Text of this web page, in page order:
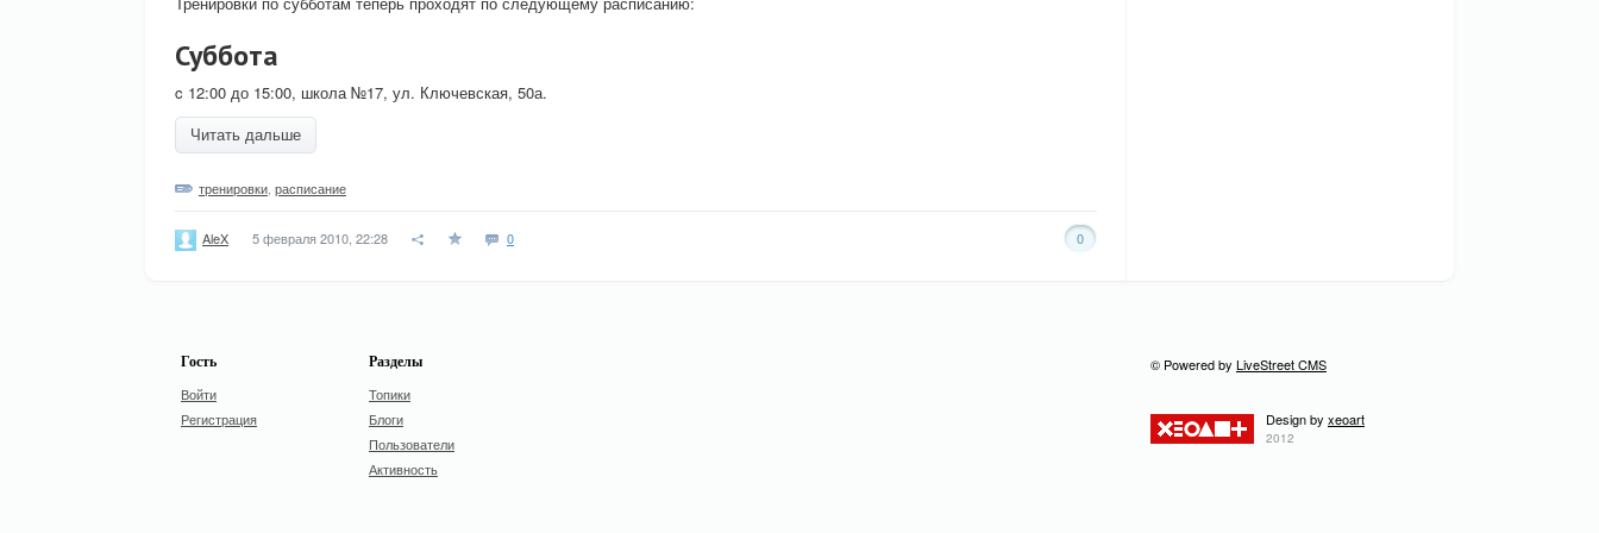
Суббота
c 12:00 до 15:00, школа №17, ул. Ключевская, 50а.
Читать дальше
тренировки расписание
0
AleX 5 февраля 2010, 22:28 0
Гость
Войти
Регистрация
Разделы
Топики
Блоги
Пользователи
Активность
© Powered by LiveStreet CMS
Design by xeoart
2012